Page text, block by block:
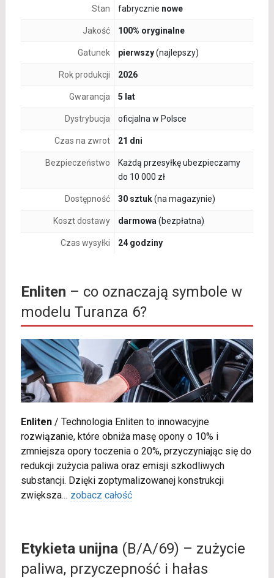
Stan fabrycznie nowe
Jakość 100% oryginalne
Gatunek pierwszy(najlepszy)
Rok produkcji 2026
Gwarancja 5 lat
Dystrybucja oficjalna w Polsce
Czas na zwrot 21 dni
Bezpieczeństwo
Każdą przesyłkę ubezpieczamy
do 10 000 zł
Dostępność 30 sztuk(na magazynie)
Koszt dostawy darmowa (bezpłatna)
Czas wysyłki 24 godziny
Enliten – co oznaczają symbole w
modelu Turanza 6?
Enliten/ Technologia Enliten to innowacyjne
rozwiązanie, które obniża masę opony o 10% i
zmniejsza opory toczenia o 20%, przyczyniając się do
redukcji zużycia paliwa oraz emisji szkodliwych
substancji. Dzięki zoptymalizowanej konstrukcji
zwiększa... zobacz całość
Etykieta unijna(B/A/69) – zużycie
paliwa, przyczepność i hałas